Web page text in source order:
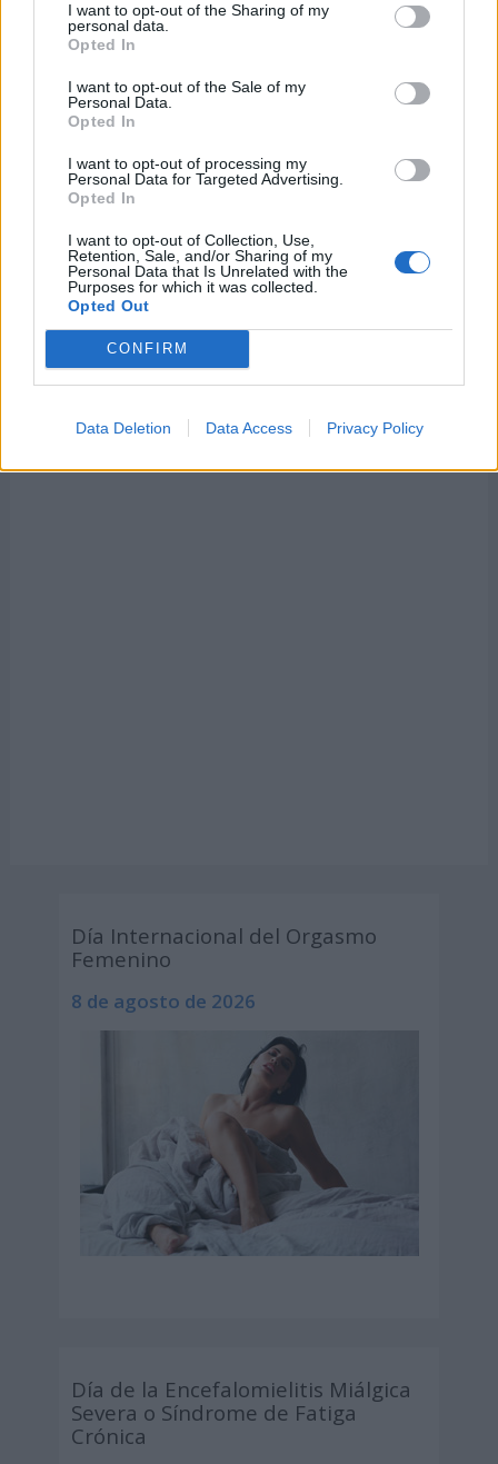
I want to opt-out of the Sharing of my
personal data.
Opted In
I want to opt-out of the Sale of my
Personal Data.
Opted In
I want to opt-out of processing my
Personal Data for Targeted Advertising.
Opted In
I want to opt-out of Collection, Use,
Retention, Sale, and/or Sharing of my
Personal Data that Is Unrelated with the
Purposes for which it was collected.
Opted Out
CONFIRM
Data Deletion Data Access Privacy Policy
Día Internacional del Orgasmo
Femenino
8 de agosto de 2026
Día de la Encefalomielitis Miálgica
Severa o Síndrome de Fatiga
Crónica